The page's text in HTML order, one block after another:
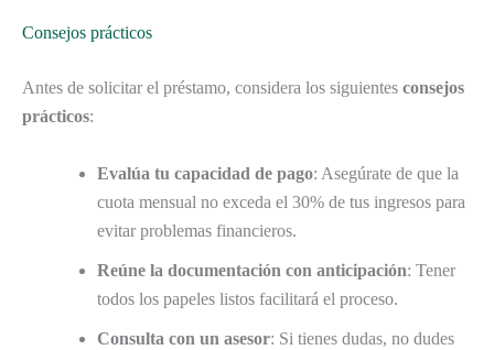
Consejos prácticos
Antes de solicitar el préstamo, considera los siguientes consejos
prácticos:
Evalúa tu capacidad de pago: Asegúrate de que la
cuota mensual no exceda el 30% de tus ingresos para
evitar problemas financieros.
Reúne la documentación con anticipación: Tener
todos los papeles listos facilitará el proceso.
Consulta con un asesor: Si tienes dudas, no dudes